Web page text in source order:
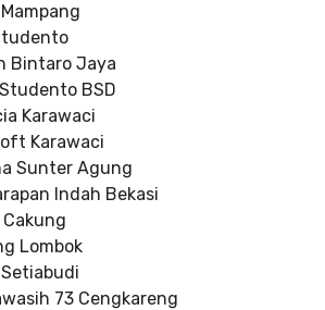
Bintaro Jaya
BSD
Karawaci
Karawaci
Sunter Agung
Indah Bekasi
Lombok
73 Cengkareng